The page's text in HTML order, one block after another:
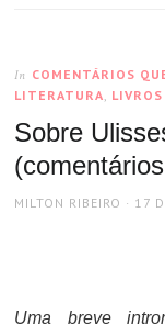
In COMENTÁRIOS
LITERATURA, LIVROS
Sobre
AUTHOR
MILTON RIBEIRO 17
Uma breve